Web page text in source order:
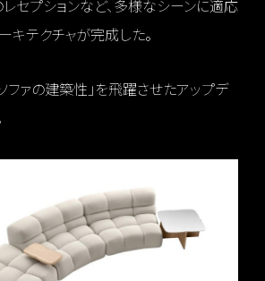
レセプションなど、多様なシーンに適応
キテクチャが完成した。
ファの建築性」を飛躍させたアップデ